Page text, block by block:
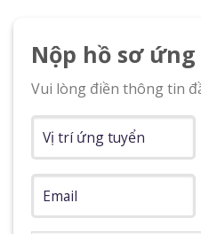
Nộp hồ sơ
Vui lòng điền thông tin